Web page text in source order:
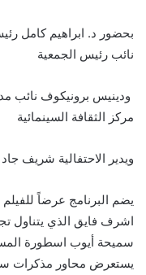
بحضور د. ابراهيم كامل
نائب رئيس الجمعية
ودينيس برونيكوف نائب
مركز الثقافة السينمائية
ويدير الاحتفالية شريف
يضم البرنامج عرضاً
اشرف فايق الذي يتناول
سميحة أيوب اسطورة
يستعرض محاور مذكرات